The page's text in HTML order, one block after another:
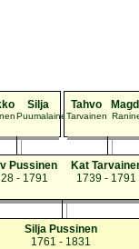
Silja
Puumalainen
Tahvo
Tarvainen
Pussinen
- 1791
Kat
1739 - 1791
Silja Pussinen
1761 - 1831